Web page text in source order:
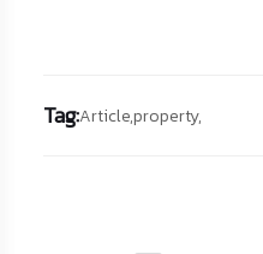
Tag:Article,property,